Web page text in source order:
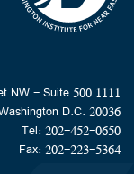
1111 19th Street NW - Suite 500
D.C. 20036
Tel: 202-452-0650
Fax: 202-223-5364